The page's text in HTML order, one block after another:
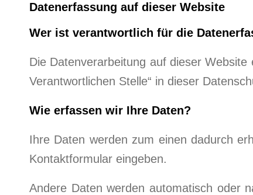
Datenerfassung auf dieser Website
Wer ist verantwortlich für die
Die Datenverarbeitung auf dieser
Verantwortlichen Stelle“ in dieser
Wie erfassen wir Ihre Daten?
Ihre Daten werden zum einen dadurch
Kontaktformular eingeben.
Andere Daten werden automatisch oder